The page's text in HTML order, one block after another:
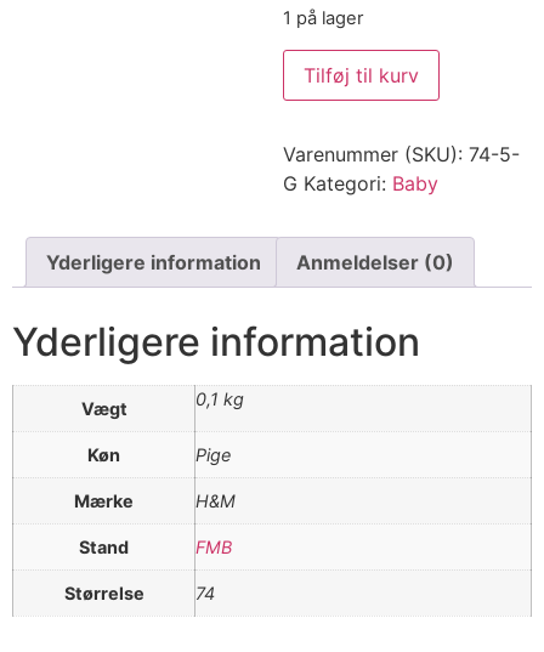
1 på lager
Shorts
Str.
74
Tilføj til kurv
Varenummer (SKU): 74-5-
G Kategori: Baby
Yderligere information Anmeldelser (0)
Yderligere information
Vægt 0,1 kg
Køn Pige
Mærke H&M
Stand FMB
Størrelse 74